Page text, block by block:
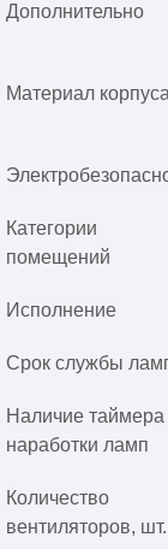
Дополнительно
Материал корпуса
Категории
помещений
Исполнение
Срок службы
Наличие таймера
наработки ламп
Количество
вентиляторов, шт.